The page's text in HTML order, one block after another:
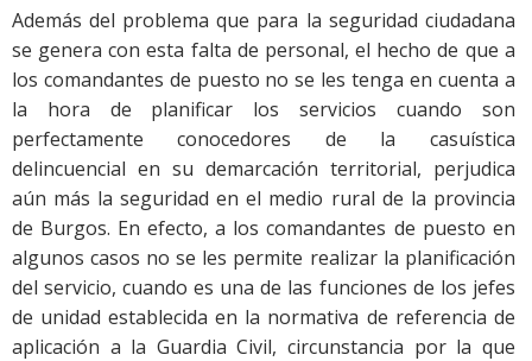
Además del problema que para la seguridad ciudadana
se genera con esta falta de personal, el hecho de que a
los comandantes de puesto no se les tenga en cuenta a
la hora de planificar los servicios cuando son
perfectamente conocedores de la casuística
delincuencial en su demarcación territorial, perjudica
aún más la seguridad en el medio rural de la provincia
de Burgos. En efecto, a los comandantes de puesto en
algunos casos no se les permite realizar la planificación
del servicio, cuando es una de las funciones de los jefes
de unidad establecida en la normativa de referencia de
aplicación a la Guardia Civil, circunstancia por la que